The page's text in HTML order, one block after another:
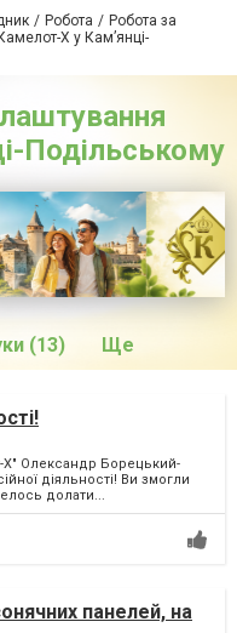
Робота
Робота за
Х у Кам’янці-
Подільському
(13) Ще
Х" Олександр Борецький-
діяльності! Ви змогли
долати...
панелей, на